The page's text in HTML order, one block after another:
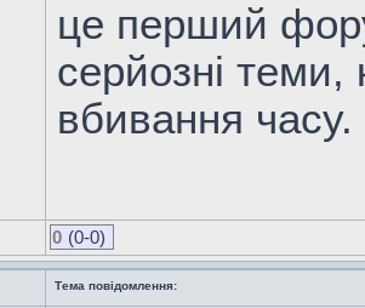
це перший
серйозні
вбивання часу.
0 (0-0)
Тема повідомлення: